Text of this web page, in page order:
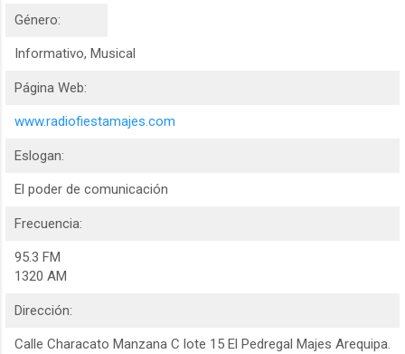
Género:
Informativo, Musical
Página Web:
www.radiofiestamajes.com
Eslogan:
El poder de comunicación
Frecuencia:
95.3 FM
1320 AM
Dirección:
Calle Characato Manzana C lote 15 El Pedregal Majes Arequipa.